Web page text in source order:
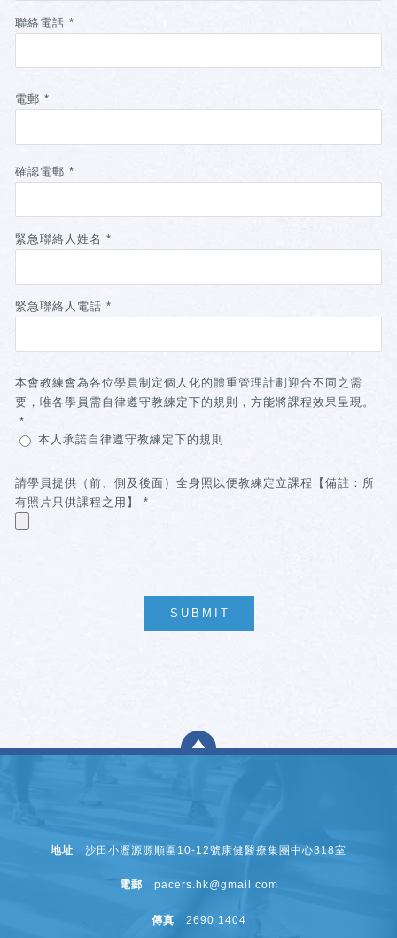
聯絡電話 *
電郵 *
確認電郵 *
緊急聯絡人姓名 *
緊急聯絡人電話 *
本會教練會為各位學員制定個人化的體重管理計劃迎合不同之需
要，唯各學員需自律遵守教練定下的規則，方能將課程效果呈現。
*
本人承諾自律遵守教練定下的規則
請學員提供（前、側及後面）全身照以便教練定立課程【備註：所
有照片只供課程之用】
*
SUBMIT
地址 沙田小瀝源源順圍10-12號康健醫療集團中心318室
電郵 pacers.hk@gmail.com
傳真 2690 1404